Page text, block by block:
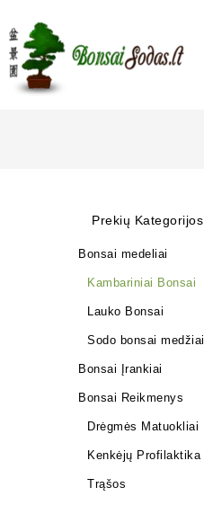
Prekių Kategorijos
Bonsai medeliai
Kambariniai Bonsai
Lauko Bonsai
Sodo bonsai medžiai
Bonsai Įrankiai
Bonsai Reikmenys
Drėgmės Matuokliai
Kenkėjų Profilaktika
Trąšos